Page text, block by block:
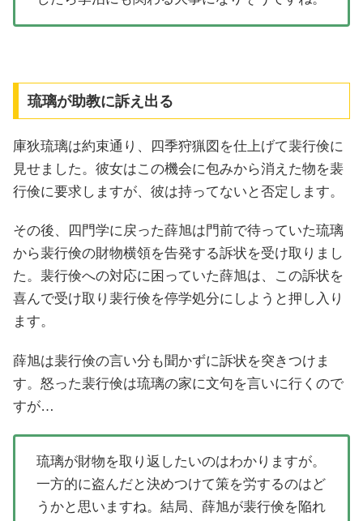
琉璃が助教に訴え出る
庫狄琉璃は約束通り、四季狩猟図を仕上げて裴行倹に
見せました。彼女はこの機会に包みから消えた物を裴
行倹に要求しますが、彼は持ってないと否定します。
その後、四門学に戻った薛旭は門前で待っていた琉璃
から裴行倹の財物横領を告発する訴状を受け取りまし
た。裴行倹への対応に困っていた薛旭は、この訴状を
喜んで受け取り裴行倹を停学処分にしようと押し入り
ます。
薛旭は裴行倹の言い分も聞かずに訴状を突きつけま
す。怒った裴行倹は琉璃の家に文句を言いに行くので
すが…
琉璃が財物を取り返したいのはわかりますが。
一方的に盗んだと決めつけて策を労するのはど
うかと思いますね。結局、薛旭が裴行倹を陥れ